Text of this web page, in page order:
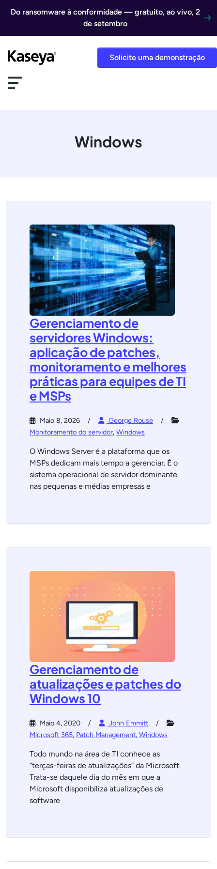
Do ransomware à conformidade — gratuito, ao vivo, 2
de setembro
Solicite uma demonstração
Windows
Gerenciamento de
servidores Windows:
aplicação de patches,
monitoramento e melhores
práticas para equipes de TI
e MSPs
Maio 8, 2026
George Rouse
Monitoramento do servidor, Windows
O Windows Server é a plataforma que os
MSPs dedicam mais tempo a gerenciar. É o
sistema operacional de servidor dominante
nas pequenas e médias empresas e
Gerenciamento de
atualizações e patches do
Windows 10
Maio 4, 2020
John Emmitt
Microsoft 365, Patch Management, Windows
Todo mundo na área de TI conhece as
“terças-feiras de atualizações” da Microsoft.
Trata-se daquele dia do mês em que a
Microsoft disponibiliza atualizações de
software